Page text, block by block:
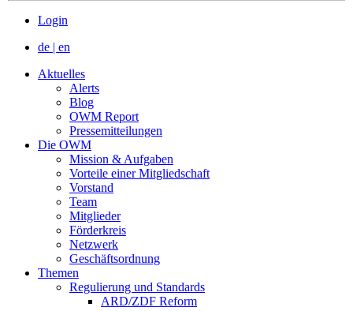
Login
de | en
Aktuelles
Alerts
Blog
OWM Report
Pressemitteilungen
Die OWM
Mission & Aufgaben
Vorteile einer Mitgliedschaft
Vorstand
Team
Mitglieder
Förderkreis
Netzwerk
Geschäftsordnung
Themen
Regulierung und Standards
ARD/ZDF Reform